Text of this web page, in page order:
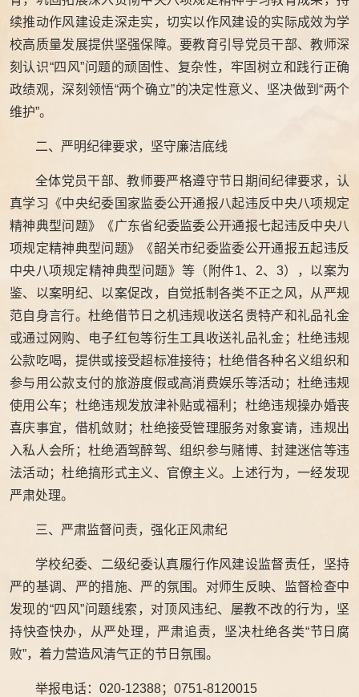
续推动作风建设走深走实，切实以作风建设的实际成效为学
校高质量发展提供坚强保障。要教育引导党员干部、教师深
刻认识“四风”问题的顽固性、复杂性，牢固树立和践行正确
政绩观，深刻领悟“两个确立”的决定性意义、坚决做到“两个
维护”。
二、严明纪律要求，坚守廉洁底线
全体党员干部、教师要严格遵守节日期间纪律要求，认
真学习《中央纪委国家监委公开通报八起违反中央八项规定
精神典型问题》《广东省纪委监委公开通报七起违反中央八
项规定精神典型问题》《韶关市纪委监委公开通报五起违反
中央八项规定精神典型问题》等（附件1、2、3），以案为
鉴、以案明纪、以案促改，自觉抵制各类不正之风，从严规
范自身言行。杜绝借节日之机违规收送名贵特产和礼品礼金
或通过网购、电子红包等衍生工具收送礼品礼金；杜绝违规
公款吃喝，提供或接受超标准接待；杜绝借各种名义组织和
参与用公款支付的旅游度假或高消费娱乐等活动；杜绝违规
使用公车；杜绝违规发放津补贴或福利；杜绝违规操办婚丧
喜庆事宜，借机敛财；杜绝接受管理服务对象宴请，违规出
入私人会所；杜绝酒驾醉驾、组织参与赌博、封建迷信等违
法活动；杜绝搞形式主义、官僚主义。上述行为，一经发现
严肃处理。
三、严肃监督问责，强化正风肃纪
学校纪委、二级纪委认真履行作风建设监督责任，坚持
严的基调、严的措施、严的氛围。对师生反映、监督检查中
发现的“四风”问题线索，对顶风违纪、屡教不改的行为，坚
持快查快办，从严处理，严肃追责，坚决杜绝各类“节日腐
败”，着力营造风清气正的节日氛围。
举报电话：020-12388；0751-8120015